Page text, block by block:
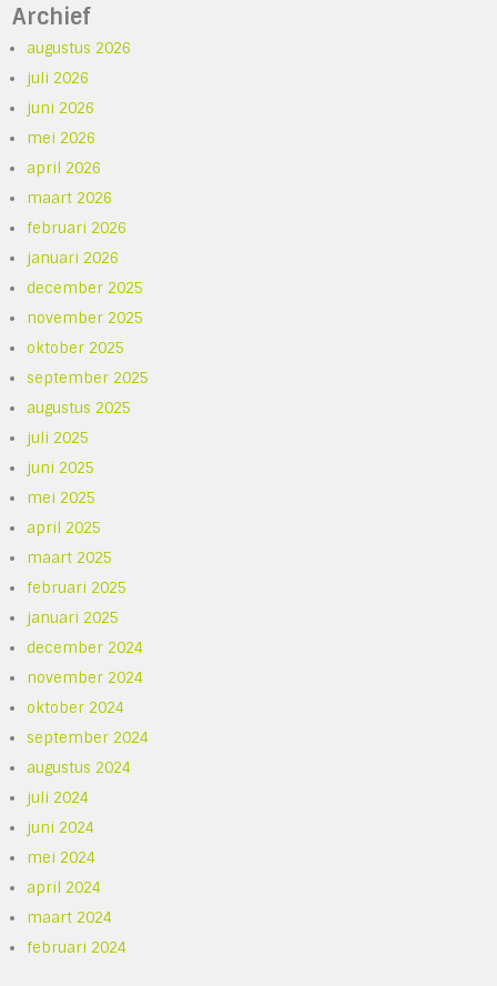
Archief
augustus 2026
juli 2026
juni 2026
mei 2026
april 2026
maart 2026
februari 2026
januari 2026
december 2025
november 2025
oktober 2025
september 2025
augustus 2025
juli 2025
juni 2025
mei 2025
april 2025
maart 2025
februari 2025
januari 2025
december 2024
november 2024
oktober 2024
september 2024
augustus 2024
juli 2024
juni 2024
mei 2024
april 2024
maart 2024
februari 2024